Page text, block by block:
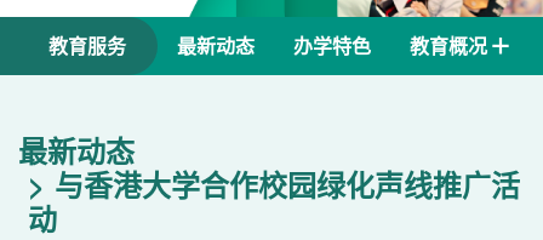
联络我们
教育服务 最新动态 办学特色 教育概况
最新动态
与香港大学合作校园绿化声线推广活
动